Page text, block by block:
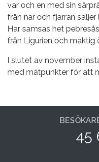
var och en med sin
från när och fjärran
Här samsas het
från Ligurien och mäktig
I slutet av november
med mätpunkter för att
45